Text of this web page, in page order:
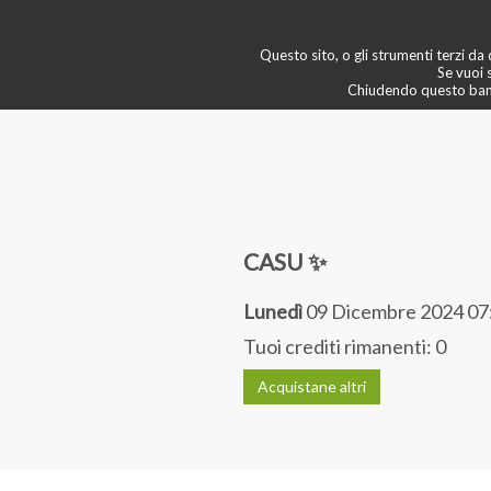
Questo sito, o gli strumenti terzi da
Se vuoi
Chiudendo questo
CASU ✨
Lunedì09 Dicembre 2024
Tuoi crediti rimanenti: 0
Acquistane altri